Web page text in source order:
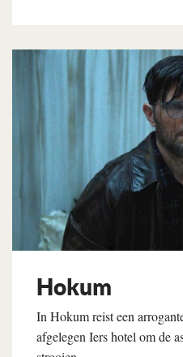
Lees verder
Hokum
In Hokum reist een
afgelegen Iers hotel om de